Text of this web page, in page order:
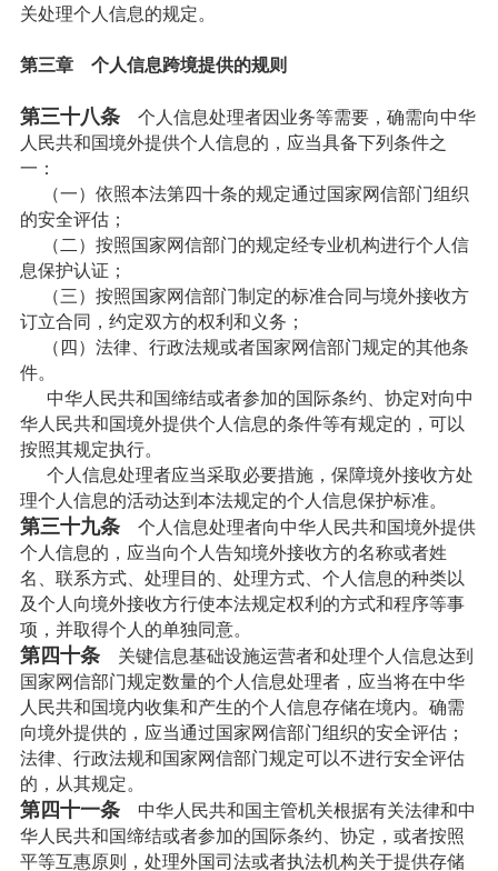
关处理个人信息的规定。
第三章 个人信息跨境提供的规则
第三十八条个人信息处理者因业务等需要，确需向中华
人民共和国境外提供个人信息的，应当具备下列条件之
一：
（一）依照本法第四十条的规定通过国家网信部门组织
的安全评估；
（二）按照国家网信部门的规定经专业机构进行个人信
息保护认证；
（三）按照国家网信部门制定的标准合同与境外接收方
订立合同，约定双方的权利和义务；
（四）法律、行政法规或者国家网信部门规定的其他条
件。
中华人民共和国缔结或者参加的国际条约、协定对向中
华人民共和国境外提供个人信息的条件等有规定的，可以
按照其规定执行。
个人信息处理者应当采取必要措施，保障境外接收方处
理个人信息的活动达到本法规定的个人信息保护标准。
第三十九条个人信息处理者向中华人民共和国境外提供
个人信息的，应当向个人告知境外接收方的名称或者姓
名、联系方式、处理目的、处理方式、个人信息的种类以
及个人向境外接收方行使本法规定权利的方式和程序等事
项，并取得个人的单独同意。
第四十条关键信息基础设施运营者和处理个人信息达到
国家网信部门规定数量的个人信息处理者，应当将在中华
人民共和国境内收集和产生的个人信息存储在境内。确需
向境外提供的，应当通过国家网信部门组织的安全评估；
法律、行政法规和国家网信部门规定可以不进行安全评估
的，从其规定。
第四十一条中华人民共和国主管机关根据有关法律和中
华人民共和国缔结或者参加的国际条约、协定，或者按照
平等互惠原则，处理外国司法或者执法机构关于提供存储